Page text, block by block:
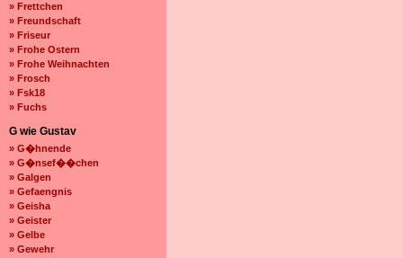
» Frettchen
» Freundschaft
» Friseur
» Frohe Ostern
» Frohe Weihnachten
» Frosch
» Fsk18
» Fuchs
G wie Gustav
» G�hnende
» G�nsef��chen
» Galgen
» Gefaengnis
» Geisha
» Geister
» Gelbe
» Gewehr